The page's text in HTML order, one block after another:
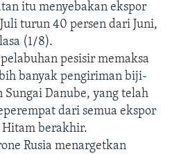
itu menyebakan ekspor
turun 40 persen dari Juni,
(1/8).
pesisir memaksa
banyak pengiriman biji-
Danube, yang telah
dari semua ekspor
berakhir.
Rusia menargetkan